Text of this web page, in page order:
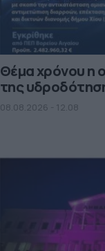
Θέμα χρόνου η
της
08.08.2026 - 12.08